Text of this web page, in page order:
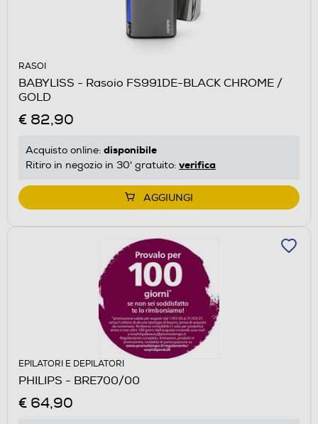
RASOI
BABYLISS - Rasoio FS991DE-BLACK CHROME /
GOLD
€ 82,90
Acquisto online: disponibile
Ritiro in negozio in 30' gratuito: verifica
AGGIUNGI
EPILATORI E DEPILATORI
PHILIPS - BRE700/00
€ 64,90